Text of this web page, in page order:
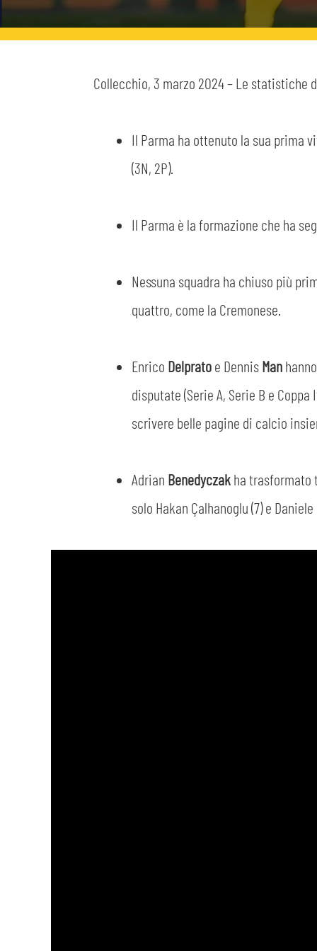
STORE
MUSEO
LAVORA CON NOI
MEDIA
Collecchio, 3 marzo 2024 – Le statistiche
Il Parma ha ottenuto la sua prima
(3N, 2P).
Il Parma è la formazione che ha
Nessuna squadra ha chiuso più
quattro, come la Cremonese.
Enrico Delpratoe DennisMan
disputate (Serie A, Serie B e
scrivere belle pagine di calcio
Adrian Benedyczakha trasformato
solo Hakan Çalhanoglu (7) e